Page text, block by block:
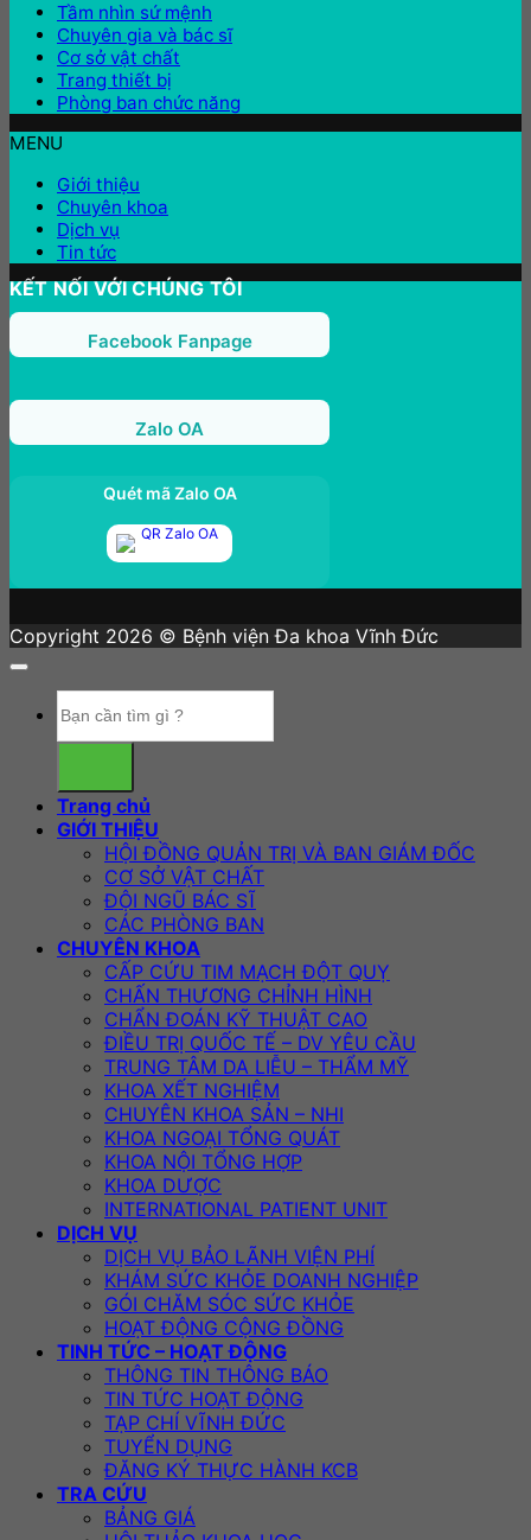
Tầm nhìn sứ mệnh
Chuyên gia và bác sĩ
Cơ sở vật chất
Trang thiết bị
Phòng ban chức năng
MENU
Giới thiệu
Chuyên khoa
Dịch vụ
Tin tức
KẾT NỐI VỚI CHÚNG TÔI
Facebook Fanpage
Zalo OA
Quét mã Zalo OA
Copyright 2026 © Bệnh viện Đa khoa Vĩnh Đức
Trang chủ
GIỚI THIỆU
HỘI ĐỒNG QUẢN TRỊ VÀ BAN GIÁM ĐỐC
CƠ SỞ VẬT CHẤT
ĐỘI NGŨ BÁC SĨ
CÁC PHÒNG BAN
CHUYÊN KHOA
CẤP CỨU TIM MẠCH ĐỘT QUỴ
CHẤN THƯƠNG CHỈNH HÌNH
CHẨN ĐOÁN KỸ THUẬT CAO
ĐIỀU TRỊ QUỐC TẾ – DV YÊU CẦU
TRUNG TÂM DA LIỄU – THẨM MỸ
KHOA XẾT NGHIỆM
CHUYÊN KHOA SẢN – NHI
KHOA NGOẠI TỔNG QUÁT
KHOA NỘI TỔNG HỢP
KHOA DƯỢC
INTERNATIONAL PATIENT UNIT
DỊCH VỤ
DỊCH VỤ BẢO LÃNH VIỆN PHÍ
KHÁM SỨC KHỎE DOANH NGHIỆP
GÓI CHĂM SÓC SỨC KHỎE
HOẠT ĐỘNG CỘNG ĐỒNG
TINH TỨC – HOẠT ĐỘNG
THÔNG TIN THÔNG BÁO
TIN TỨC HOẠT ĐỘNG
TẠP CHÍ VĨNH ĐỨC
TUYỂN DỤNG
ĐĂNG KÝ THỰC HÀNH KCB
TRA CỨU
BẢNG GIÁ